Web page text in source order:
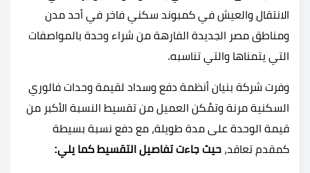
الانتقال والعيش في كمبوند سكني فاخر في أحد مدن
ومناطق مصر الجديدة الفارهة من شراء وحدة بالمواصفات
التي يتمناها والتي تناسبه.
وفرت شركة بنيان أنظمة دفع وسداد لقيمة وحدات فالوري
السكنية مرنة وتمُكن العميل من تقسيط النسبة الأكبر من
قيمة الوحدة على مدة طويلة، مع دفع نسبة بسيطة
كمقدم تعاقد، حيث جاءت تفاصيل التقسيط كما يلي: